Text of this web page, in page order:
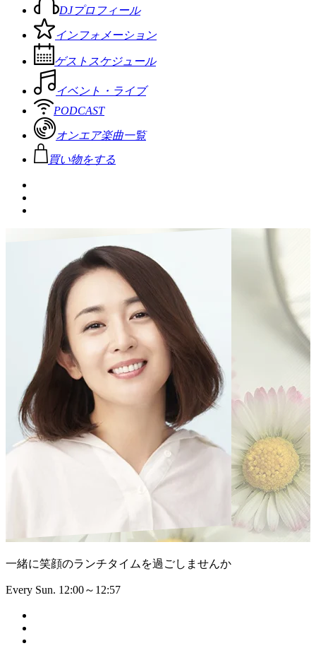
DJプロフィール
インフォメーション
ゲストスケジュール
イベント・ライブ
PODCAST
オンエア楽曲一覧
買い物をする
一緒に笑顔のランチタイムを過ごしませんか
Every Sun. 12:00～12:57